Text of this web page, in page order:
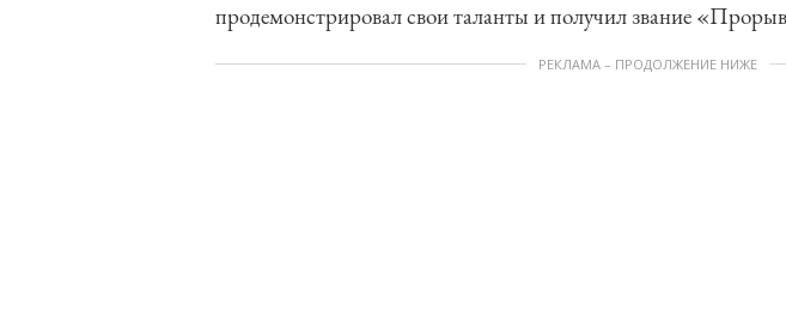
продемонстрировал свои таланты и получил звание
РЕКЛАМА – ПРОДОЛЖЕНИЕ НИЖЕ